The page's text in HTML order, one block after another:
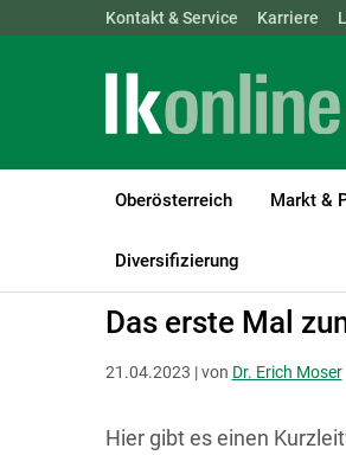
Landwirtschaftskammern:
Kontakt & Service Karriere
Oberösterreich Markt &
Diversifizierung
LK Oberösterreich Recht & Steuer
Das erste Mal
21.04.2023 | von Dr. Erich Moser
Hier gibt es einen